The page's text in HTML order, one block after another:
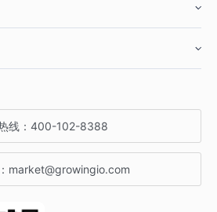
线： 400-102-8388
market@growingio.com